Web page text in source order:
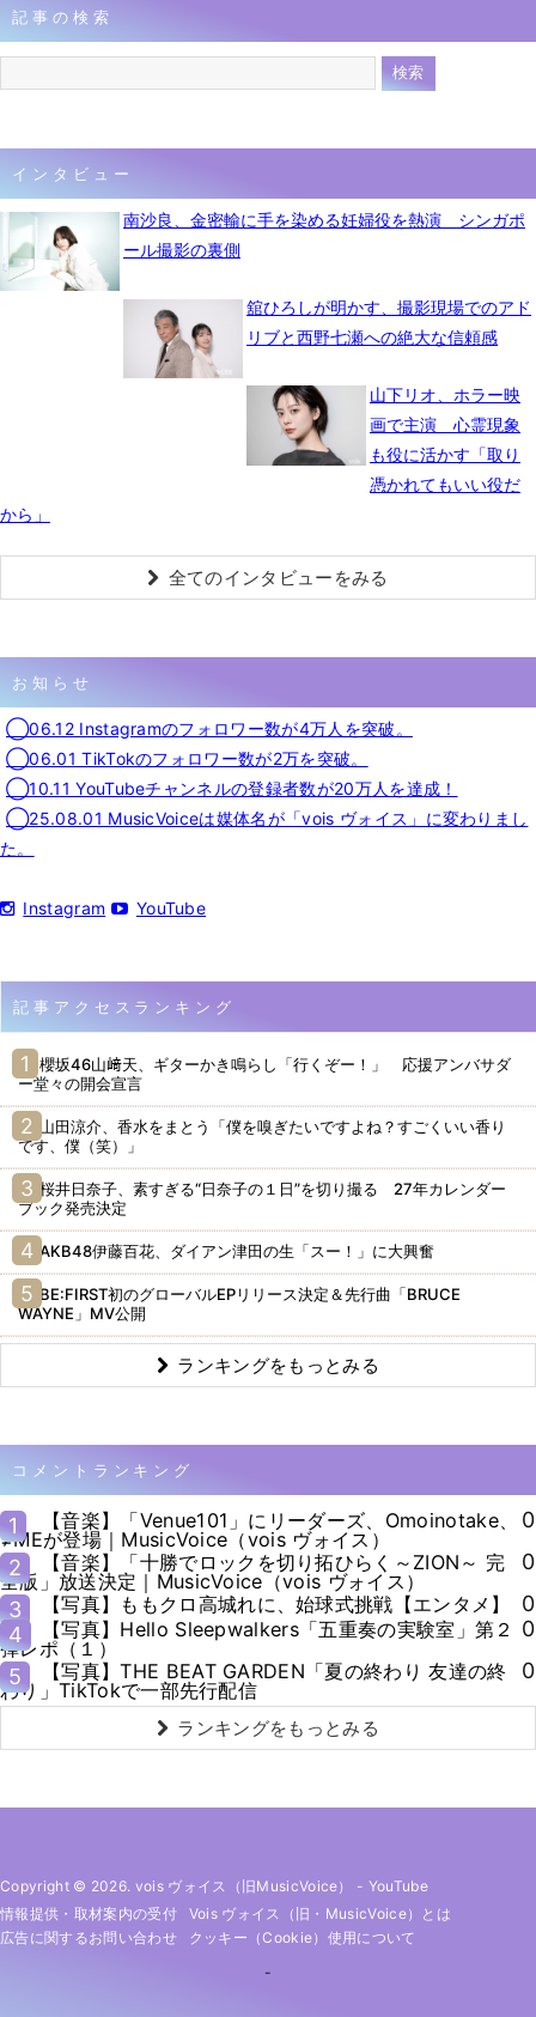
記事の検索
インタビュー
南沙良、金密輸に手を染める妊婦役を熱演 シンガポ
ール撮影の裏側
舘ひろしが明かす、撮影現場でのアド
リブと西野七瀬への絶大な信頼感
山下リオ、ホラー映
画で主演 心霊現象
も役に活かす「取り
憑かれてもいい役だ
から」
全てのインタビューをみる
お知らせ
◯06.12 Instagramのフォロワー数が4万人を突破。
◯06.01 TikTokのフォロワー数が2万を突破。
◯10.11 YouTubeチャンネルの登録者数が20万人を達成！
◯25.08.01 MusicVoiceは媒体名が「vois ヴォイス」に変わりまし
た。
Instagram YouTube
記事アクセスランキング
櫻坂46山﨑天、ギターかき鳴らし「行くぞー！」 応援アンバサダ
ー堂々の開会宣言
山田涼介、香水をまとう「僕を嗅ぎたいですよね？すごくいい香り
です、僕（笑）」
桜井日奈子、素すぎる“日奈子の１日”を切り撮る 27年カレンダー
ブック発売決定
AKB48伊藤百花、ダイアン津田の生「スー！」に大興奮
BE:FIRST初のグローバルEPリリース決定＆先行曲「BRUCE
WAYNE」MV公開
ランキングをもっとみる
コメントランキング
1
【音楽】「Venue101」にリーダーズ、Omoinotake、
≠MEが登場｜MusicVoice（vois ヴォイス）
0
2
【音楽】「十勝でロックを切り拓ひらく～ZION～ 完
全版」放送決定｜MusicVoice（vois ヴォイス）
0
3
【写真】ももクロ高城れに、始球式挑戦【エンタメ】
0
4
【写真】Hello Sleepwalkers「五重奏の実験室」第２
弾レポ（１）
0
5
【写真】THE BEAT GARDEN「夏の終わり 友達の終
わり」TikTokで一部先行配信
0
ランキングをもっとみる
Copyright © 2026. vois ヴォイス（旧MusicVoice） - YouTube
情報提供・取材案内の受付
Vois ヴォイス（旧・MusicVoice）とは
広告に関するお問い合わせ
クッキー（cookie）使用について
-